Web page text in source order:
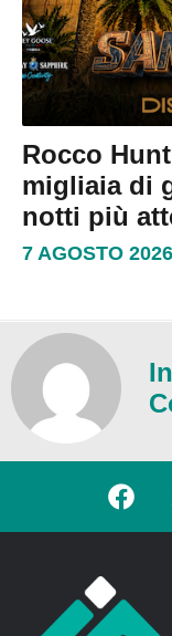
Rocco
migliaia di
notti più
7 AGOSTO 2026